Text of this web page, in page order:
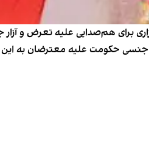
برای هم‌صدایی‌ علیه‌ تعرض و
حکومت علیه معترضان به این